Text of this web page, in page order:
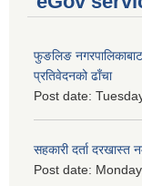
फुङलिङ
प्रतिवेदनको ढाँचा
Post date:
सहकारी दर्ता दरखास्त
Post date: